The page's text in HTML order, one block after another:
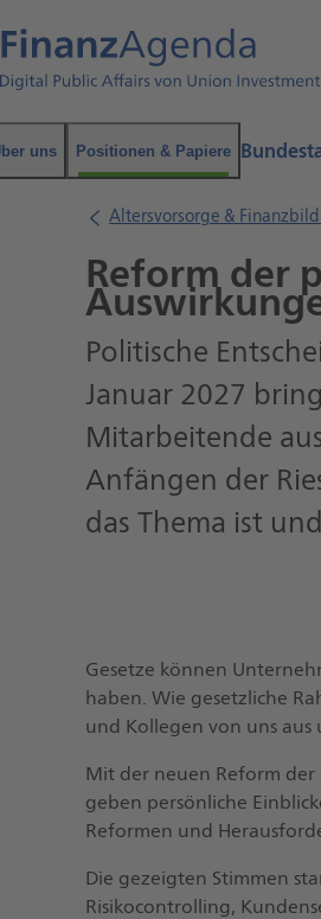
uns Positionen & Papiere
Altersvorsorge &
Reform der
Politische
Januar 2027
Mitarbeitende
Anfängen der
das Thema ist
Gesetze können
haben. Wie gesetzliche
und Kollegen von uns
Mit der neuen Reform der
geben persönliche
Reformen und
Die gezeigten Stimmen
Risikocontrolling,